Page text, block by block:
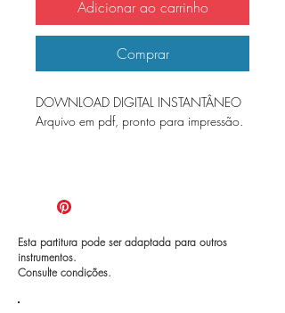
Adicionar ao carrinho
Comprar
DOWNLOAD DIGITAL INSTANTÂNEO
Arquivo em pdf, pronto para impressão.
Esta partitura pode ser adaptada para outros
instrumentos.
Consulte condições.